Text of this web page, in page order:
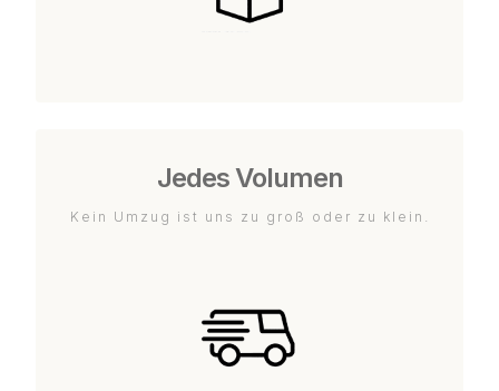
Jedes Volumen
Kein Umzug ist uns zu groß oder zu klein.